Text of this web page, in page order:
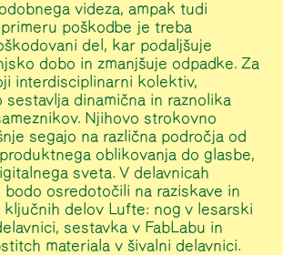
videza, ampak tudi
poškodbe je treba
del, kar podaljšuje
dobo in zmanjšuje odpadke. Za
interdisciplinarni kolektiv,
sestavlja dinamična in raznolika
Njihovo strokovno
segajo na različna področja od
oblikovanja do glasbe,
sveta. V delavnicah
bodo osredotočili na raziskave in
ključnih delov Lufte: nog v lesarski
sestavka v FabLabu in
materiala v šivalni delavnici.